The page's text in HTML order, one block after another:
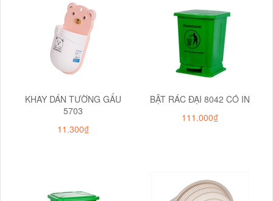
KHAY DÁN TƯỜNG GẤU
5703
11.300₫
BẬT RÁC ĐẠI 8042 CÓ IN
111.000₫